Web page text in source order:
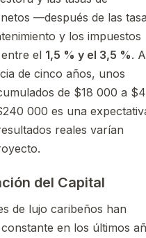
—después de las
y los impuestos
el 1,5 % y el 3,5 %.
de cinco años, unos
de $18 000 a
000 es una
reales varían
del Capital
de lujo caribeños han
en los últimos